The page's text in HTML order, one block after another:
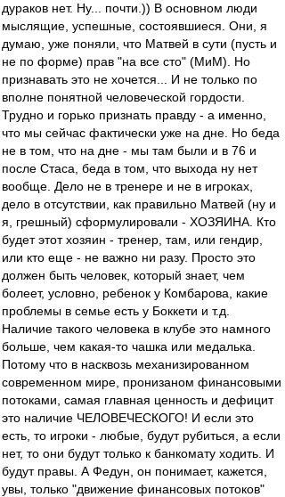
дураков нет. Ну... почти.)) В основном люди
мыслящие, успешные, состоявшиеся. Они, я
думаю, уже поняли, что Матвей в сути (пусть и
не по форме) прав "на все сто" (МиМ). Но
признавать это не хочется... И не только по
вполне понятной человеческой гордости.
Трудно и горько признать правду - а именно,
что мы сейчас фактически уже на дне. Но беда
не в том, что на дне - мы там были и в 76 и
после Стаса, беда в том, что выхода ну нет
вообще. Дело не в тренере и не в игроках,
дело в отсутствии, как правильно Матвей (ну и
я, грешный) сформулировали - ХОЗЯИНА. Кто
будет этот хозяин - тренер, там, или гендир,
или кто еще - не важно ни разу. Просто это
должен быть человек, который знает, чем
болеет, условно, ребенок у Комбарова, какие
проблемы в семье есть у Боккети и т.д.
Наличие такого человека в клубе это намного
больше, чем какая-то чашка или медалька.
Потому что в насквозь механизированном
современном мире, пронизаном финансовыми
потоками, самая главная ценность и дефицит
это наличие ЧЕЛОВЕЧЕСКОГО! И если это
есть, то игроки - любые, будут рубиться, а если
нет, то они будут только к банкомату ходить. И
будут правы. А Федун, он понимает, кажется,
увы, только "движение финансовых потоков"